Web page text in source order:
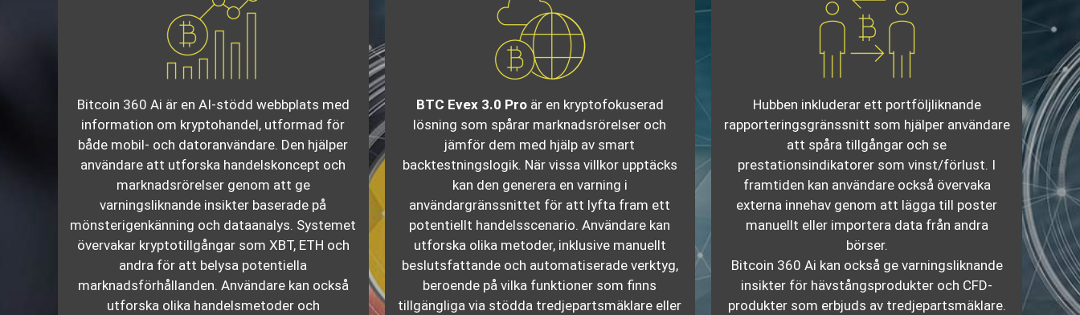
Bitcoin 360 Ai är en AI-stödd webbplats med
information om kryptohandel, utformad för
både mobil- och datoranvändare. Den hjälper
användare att utforska handelskoncept och
marknadsrörelser genom att ge
varningsliknande insikter baserade på
mönsterigenkänning och dataanalys. Systemet
övervakar kryptotillgångar som XBT, ETH och
andra för att belysa potentiella
marknadsförhållanden. Användare kan också
utforska olika handelsmetoder och
BTC Evex 3.0 Proär en kryptofokuserad
lösning som spårar marknadsrörelser och
jämför dem med hjälp av smart
backtestningslogik. När vissa villkor upptäcks
kan den generera en varning i
användargränssnittet för att lyfta fram ett
potentiellt handelsscenario. Användare kan
utforska olika metoder, inklusive manuellt
beslutsfattande och automatiserade verktyg,
beroende på vilka funktioner som finns
tillgängliga via stödda tredjepartsmäklare eller
Hubben inkluderar ett portföljliknande
rapporteringsgränssnitt som hjälper användare
att spåra tillgångar och se
prestationsindikatorer som vinst/förlust. I
framtiden kan användare också övervaka
externa innehav genom att lägga till poster
manuellt eller importera data från andra
börser.
Bitcoin 360 Ai kan också ge varningsliknande
insikter för hävstångsprodukter och CFD-
produkter som erbjuds av tredjepartsmäklare.